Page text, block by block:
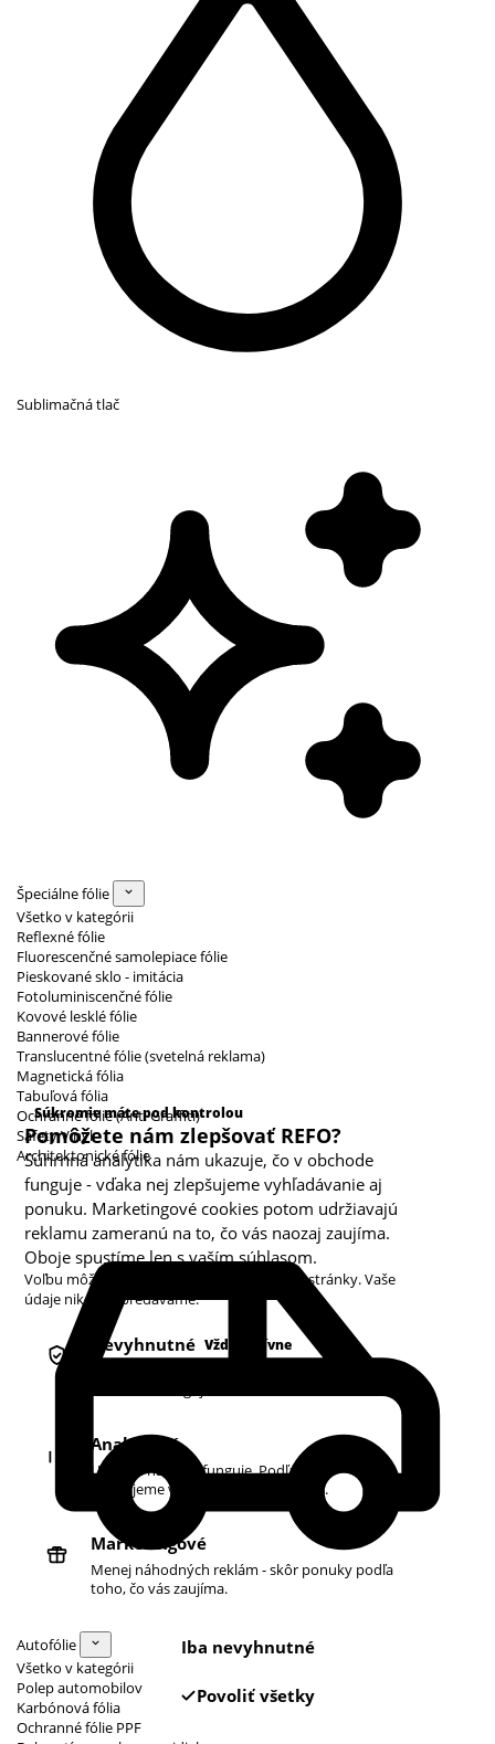
Sublimačná tlač
Špeciálne fólie
Všetko v kategórii
Reflexné fólie
Fluorescenčné samolepiace fólie
Pieskované sklo - imitácia
Fotoluminiscenčné fólie
Kovové lesklé fólie
Bannerové fólie
Translucentné fólie (svetelná reklama)
Magnetická fólia
Tabuľová fólia
Ochranné fólie (Anti Graffiti)
Safety Vinyl
Architektonické fólie
Autofólie
Všetko v kategórii
Polep automobilov
Karbónová fólia
Ochranné fólie PPF
Súkromie máte pod kontrolou
Pomôžete nám zlepšovať REFO?
Súhrnná analytika nám ukazuje, čo v obchode
funguje - vďaka nej zlepšujeme vyhľadávanie aj
ponuku. Marketingové cookies potom udržiavajú
reklamu zameranú na to, čo vás naozaj zaujíma.
Oboje spustíme len s vaším súhlasom.
Voľbu môžete kedykoľvek zmeniť v pätičke stránky. Vaše
údaje nikdy nepredávame.
Kategórie cookies
Nevyhnutné Vždy aktívne
Analytické
Ukazujú nám, čo funguje. Podľa toho
zlepšujeme vyhľadávanie aj ponuku.
Marketingové
Menej náhodných reklám - skôr ponuky podľa
toho, čo vás zaujíma.
Iba nevyhnutné
Povoliť všetky